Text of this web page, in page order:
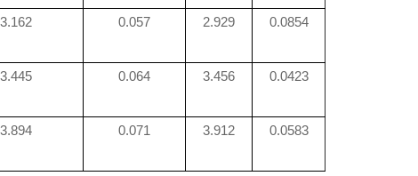
3.162 0.057 2.929 0.0854
3.445 0.064 3.456 0.0423
3.894 0.071 3.912 0.0583